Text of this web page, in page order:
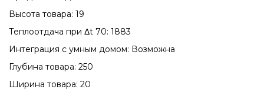
Высота товара: 19
Теплоотдача при Δt 70: 1883
Интеграция с умным домом: Возможна
Глубина товара: 250
Ширина товара: 20